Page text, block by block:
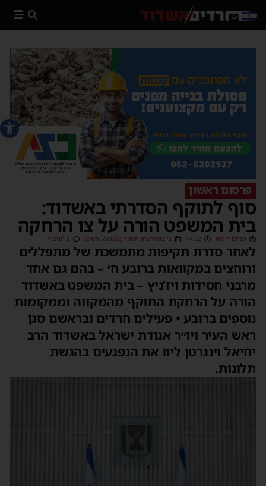
פתח
פרסום ראשון
סוף לתוקף הסדרתי באשדוד:
בית המשפט הורה על צו הרחקה
מנחם דויטש 14:32 ב׳ במרחשוון תשפ״ו (24/10/2025) 8 תגובות
לאחר סדרת תקיפות מתמשכת של מתפללים
ורוחצים במקוואות ברובע ח׳ – בהם גם אחד
מרבני חסידות ויז’ניץ – בית המשפט באשדוד
הורה על הרחקת התוקף מהמקווה וממקומות
נוספים ברובע • פעילים חרדים ובראשם סגן
ראש העיר ויו״ר אגודת ישראל באשדוד הרב
יחיאל וינגרטן ליוו את הנפגעים בהגשת
תלונות.